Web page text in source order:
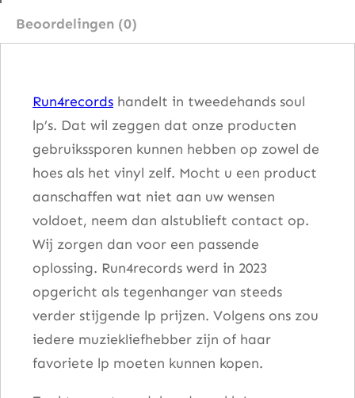
h
Beoordelingen (0)
Run4records handelt in tweedehands soul
lp’s. Dat wil zeggen dat onze producten
gebruikssporen kunnen hebben op zowel de
hoes als het vinyl zelf. Mocht u een product
aanschaffen wat niet aan uw wensen
voldoet, neem dan alstublieft contact op.
Wij zorgen dan voor een passende
oplossing. Run4records werd in 2023
opgericht als tegenhanger van steeds
verder stijgende lp prijzen. Volgens ons zou
iedere muziekliefhebber zijn of haar
favoriete lp moeten kunnen kopen.